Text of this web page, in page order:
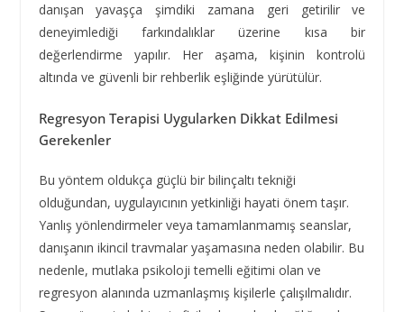
danışan yavaşça şimdiki zamana geri getirilir ve
deneyimlediği farkındalıklar üzerine kısa bir
değerlendirme yapılır. Her aşama, kişinin kontrolü
altında ve güvenli bir rehberlik eşliğinde yürütülür.
Regresyon Terapisi Uygularken Dikkat Edilmesi
Gerekenler
Bu yöntem oldukça güçlü bir bilinçaltı tekniği
olduğundan, uygulayıcının yetkinliği hayati önem taşır.
Yanlış yönlendirmeler veya tamamlanmamış seanslar,
danışanın ikincil travmalar yaşamasına neden olabilir. Bu
nedenle, mutlaka psikoloji temelli eğitimi olan ve
regresyon alanında uzmanlaşmış kişilerle çalışılmalıdır.